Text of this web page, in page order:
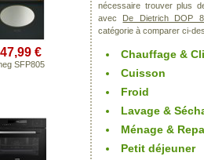
€
SFP805
nécessaire trouver plus
avec De Dietrich DOP
catégorie à comparer ci-
Chauffage &
Cuisson
Froid
Lavage &
Ménage &
Petit déjeuner